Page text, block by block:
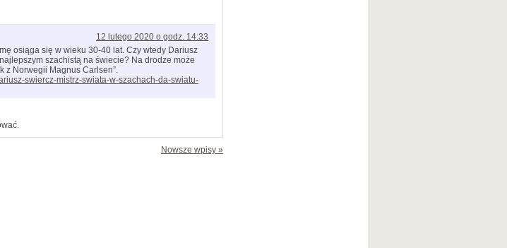
12 lutego 2020 o godz. 14:33
osiąga się w wieku 30-40 lat. Czy wtedy Dariusz
szachistą na świecie? Na drodze może
z Norwegii Magnus Carlsen”.
swiercz-mistrz-swiata-w-szachach-da-swiatu-
Nowsze wpisy »